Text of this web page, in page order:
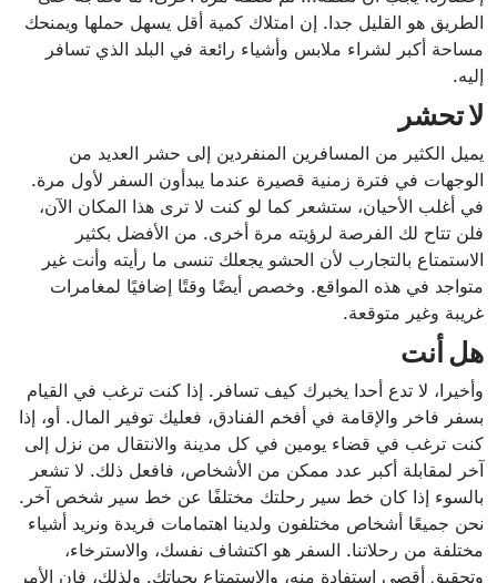
الطريق هو القليل جدا. إن امتلاك كمية أقل يسهل حملها ويمنحك
مساحة أكبر لشراء ملابس وأشياء رائعة في البلد الذي تسافر
إليه.
لا تحشر
يميل الكثير من المسافرين المنفردين إلى حشر العديد من
الوجهات في فترة زمنية قصيرة عندما يبدأون السفر لأول مرة.
في أغلب الأحيان، ستشعر كما لو كنت لا ترى هذا المكان الآن،
فلن تتاح لك الفرصة لرؤيته مرة أخرى. من الأفضل بكثير
الاستمتاع بالتجارب لأن الحشو يجعلك تنسى ما رأيته وأنت غير
متواجد في هذه المواقع. وخصص أيضًا وقتًا إضافيًا لمغامرات
غريبة وغير متوقعة.
هل أنت
وأخيرا، لا تدع أحدا يخبرك كيف تسافر. إذا كنت ترغب في القيام
بسفر فاخر والإقامة في أفخم الفنادق، فعليك توفير المال. أو، إذا
كنت ترغب في قضاء يومين في كل مدينة والانتقال من نزل إلى
آخر لمقابلة أكبر عدد ممكن من الأشخاص، فافعل ذلك. لا تشعر
بالسوء إذا كان خط سير رحلتك مختلفًا عن خط سير شخص آخر.
نحن جميعًا أشخاص مختلفون ولدينا اهتمامات فريدة ونريد أشياء
مختلفة من رحلاتنا. السفر هو اكتشاف نفسك، والاسترخاء،
وتحقيق أقصى استفادة منه، والاستمتاع بحياتك. ولذلك، فإن الأمر